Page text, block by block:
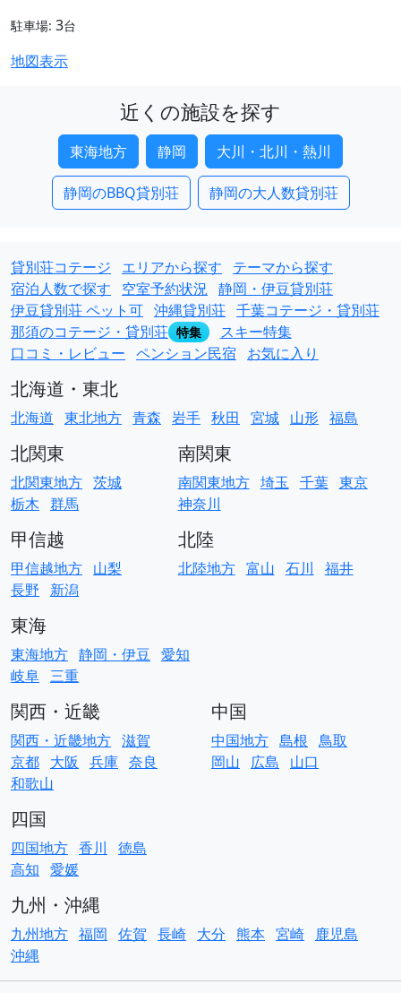
駐車場: 3台
地図表示
近くの施設を探す
東海地方 静岡 大川・北川・熱川
静岡のBBQ貸別荘 静岡の大人数貸別荘
貸別荘コテージ エリアから探す
テーマから探す
宿泊人数で探す
空室予約状況 静岡・伊豆貸別荘
伊豆貸別荘 ペット可 沖縄貸別荘 千葉コテージ・貸別荘
那須のコテージ・貸別荘 特集
スキー特集
口コミ・レビュー ペンション民宿 お気に入り
北海道・東北
北海道 東北地方 青森 岩手 秋田 宮城 山形 福島
北関東
北関東地方 茨城
栃木 群馬
南関東
南関東地方 埼玉 千葉 東京
神奈川
甲信越
甲信越地方 山梨
長野
新潟
北陸
北陸地方 富山 石川 福井
東海
東海地方 静岡・伊豆 愛知
岐阜 三重
関西・近畿
関西・近畿地方 滋賀
京都 大阪 兵庫 奈良
和歌山
中国
中国地方 島根 鳥取
岡山
広島 山口
四国
四国地方 香川
徳島
高知 愛媛
九州・沖縄
九州地方 福岡 佐賀 長崎 大分 熊本 宮崎
鹿児島
沖縄